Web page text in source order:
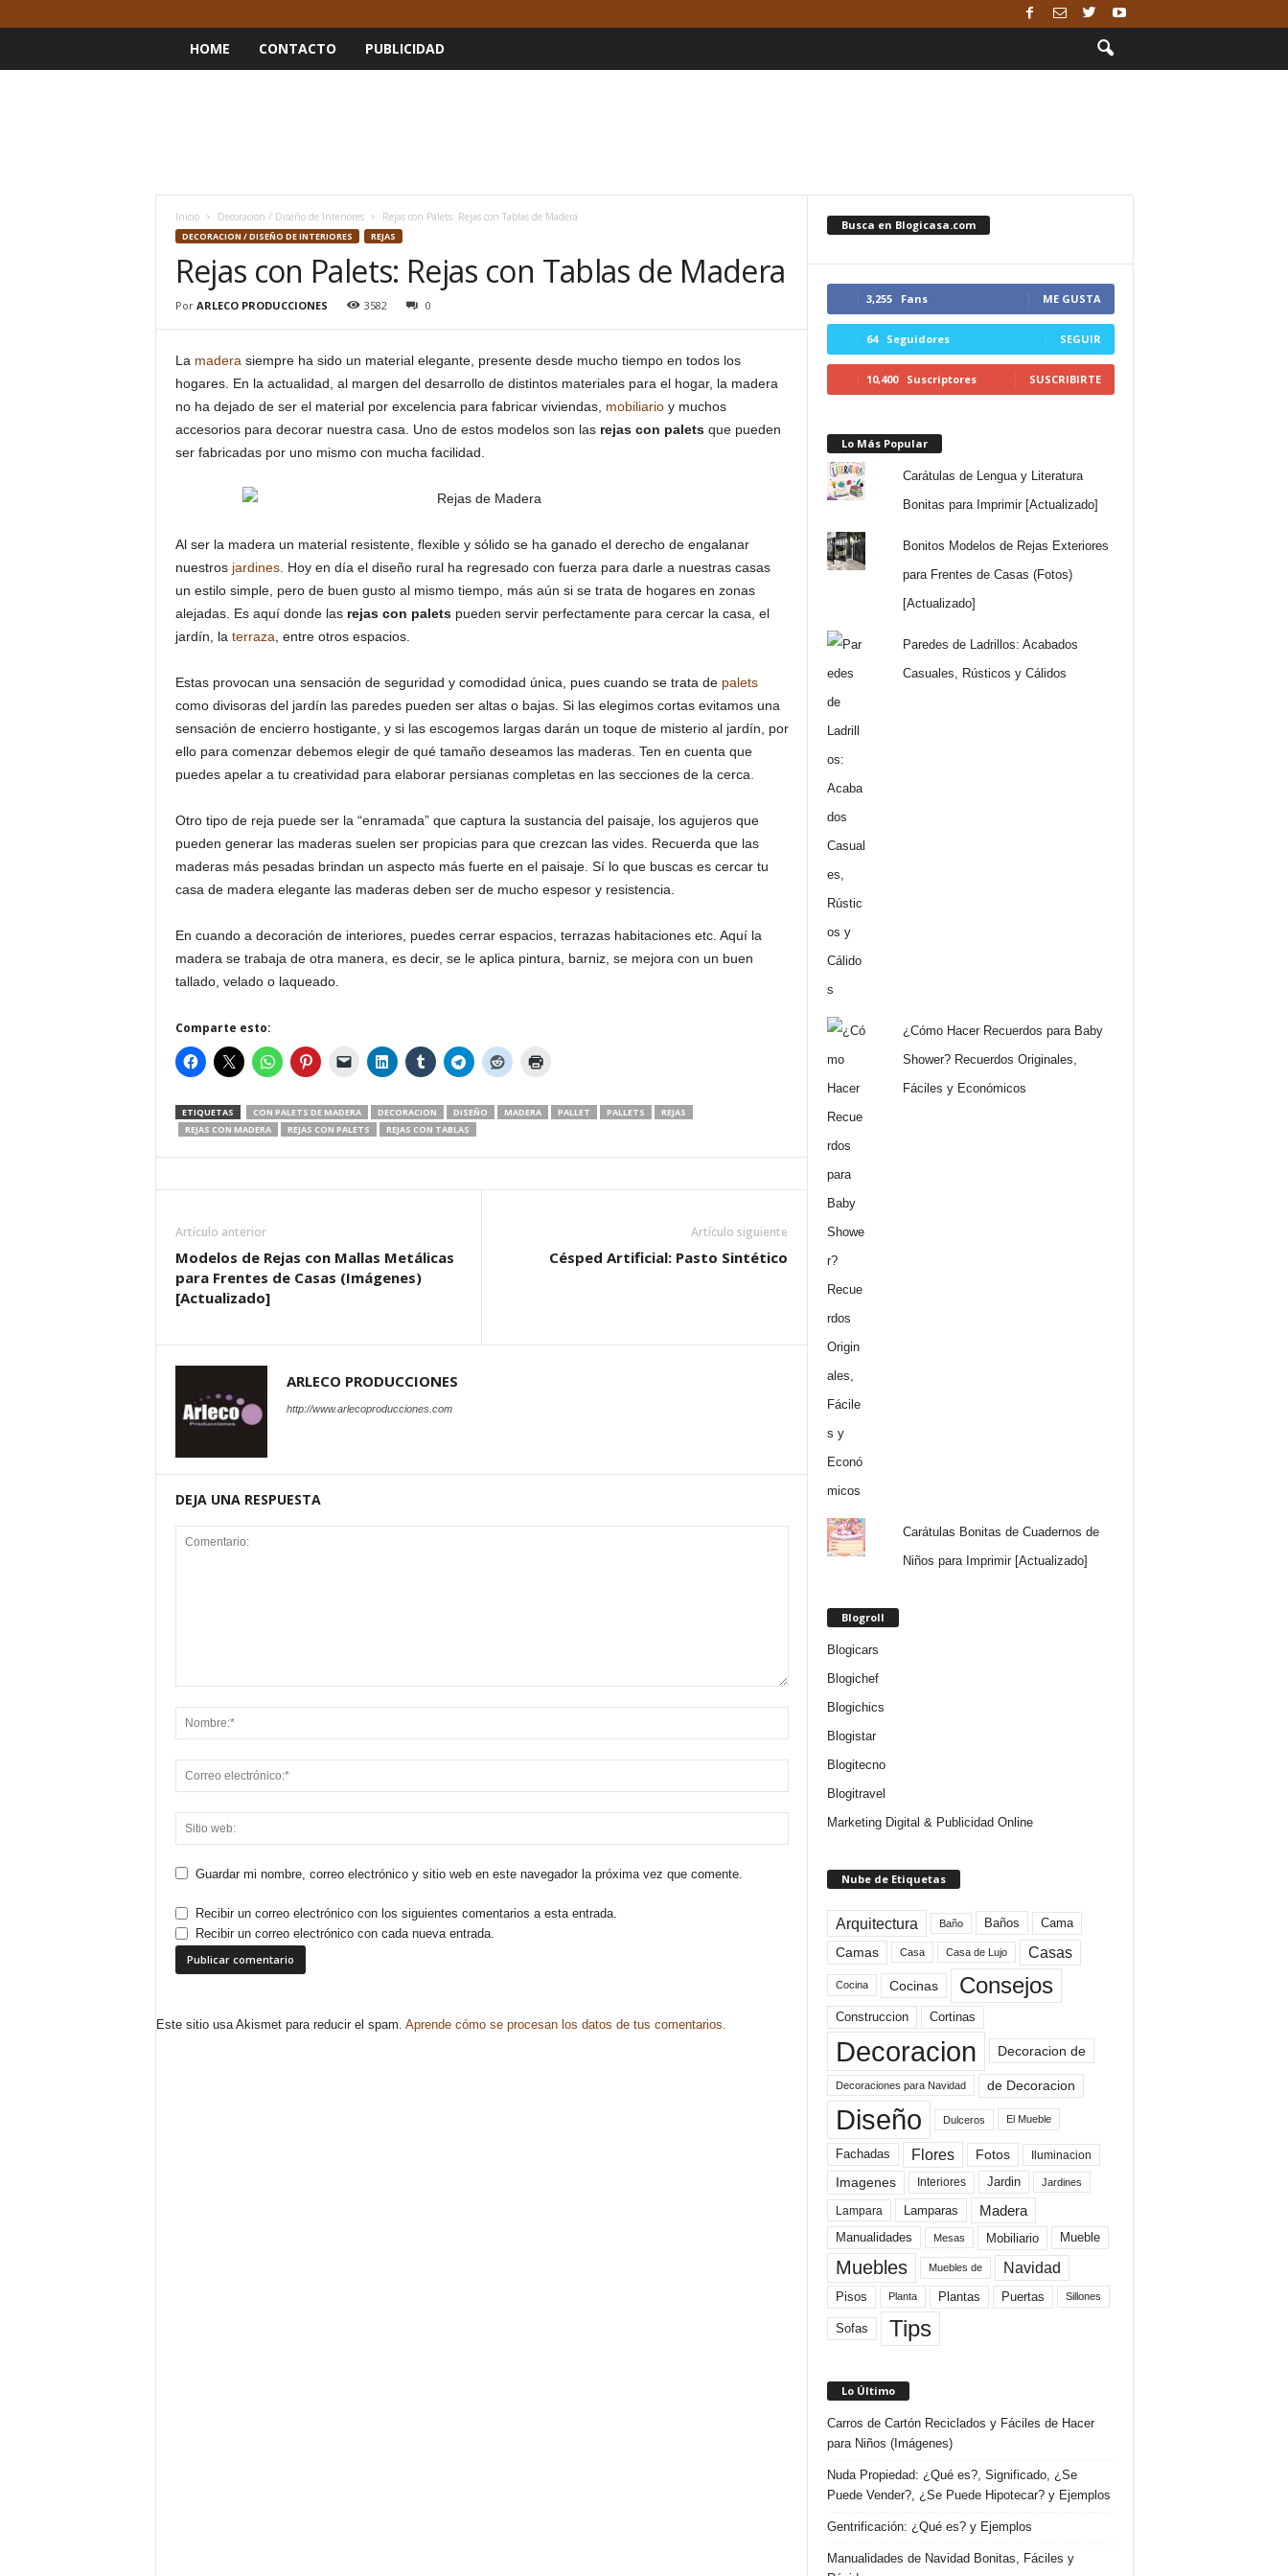
HOME CONTACTO PUBLICIDAD
Inicio Decoracion / Diseño de Interiores Rejas con Palets: Rejas con Tablas de Madera
DECORACION / DISEÑO DE INTERIORES REJAS
Rejas con Palets: Rejas con Tablas de Madera
Por ARLECO PRODUCCIONES 3582 0
La madera siempre ha sido un material elegante, presente desde mucho tiempo en todos los
hogares. En la actualidad, al margen del desarrollo de distintos materiales para el hogar, la madera
no ha dejado de ser el material por excelencia para fabricar viviendas, mobiliarioy muchos
accesorios para decorar nuestra casa. Uno de estos modelos son las rejas con paletsque pueden
ser fabricadas por uno mismo con mucha facilidad.
Al ser la madera un material resistente, flexible y sólido se ha ganado el derecho de engalanar
nuestros jardines. Hoy en día el diseño rural ha regresado con fuerza para darle a nuestras casas
un estilo simple, pero de buen gusto al mismo tiempo, más aún si se trata de hogares en zonas
alejadas. Es aquí donde las rejas con paletspueden servir perfectamente para cercar la casa, el
jardín, la terraza , entre otros espacios.
Estas provocan una sensación de seguridad y comodidad única, pues cuando se trata de palets
como divisoras del jardín las paredes pueden ser altas o bajas. Si las elegimos cortas evitamos una
sensación de encierro hostigante, y si las escogemos largas darán un toque de misterio al jardín, por
ello para comenzar debemos elegir de qué tamaño deseamos las maderas. Ten en cuenta que
puedes apelar a tu creatividad para elaborar persianas completas en las secciones de la cerca.
Otro tipo de reja puede ser la “enramada” que captura la sustancia del paisaje, los agujeros que
pueden generar las maderas suelen ser propicias para que crezcan las vides. Recuerda que las
maderas más pesadas brindan un aspecto más fuerte en el paisaje. Sí lo que buscas es cercar tu
casa de madera elegante las maderas deben ser de mucho espesor y resistencia.
En cuando a decoración de interiores, puedes cerrar espacios, terrazas habitaciones etc. Aquí la
madera se trabaja de otra manera, es decir, se le aplica pintura, barniz, se mejora con un buen
tallado, velado o laqueado.
Comparte esto:
ETIQUETAS CON PALETS DE MADERA DECORACION DISEÑO MADERA PALLET PALLETS
REJAS
REJAS CON MADERA
REJAS CON PALETS REJAS CON TABLAS
Artículo anterior
Modelos de Rejas con Mallas Metálicas
para Frentes de Casas (Imágenes)
[Actualizado]
Artículo siguiente
Césped Artificial: Pasto Sintético
ARLECO PRODUCCIONES
http://www.arlecoproducciones.com
DEJA UNA RESPUESTA
Guardar mi nombre, correo electrónico y sitio web en este navegador la próxima vez que comente.
Recibir un correo electrónico con los siguientes comentarios a esta entrada.
Recibir un correo electrónico con cada nueva entrada.
Este sitio usa Akismet para reducir el spam. Aprende cómo se procesan los datos de tus comentarios.
Busca en Blogicasa.com
3,255 Fans ME GUSTA
64 Seguidores SEGUIR
10,400 Suscriptores SUSCRIBIRTE
Lo Más Popular
Carátulas de Lengua y Literatura
Bonitas para Imprimir [Actualizado]
Bonitos Modelos de Rejas Exteriores
para Frentes de Casas (Fotos)
[Actualizado]
Paredes de Ladrillos: Acabados
Casuales, Rústicos y Cálidos
¿Cómo Hacer Recuerdos para Baby
Shower? Recuerdos Originales,
Fáciles y Económicos
Carátulas Bonitas de Cuadernos de
Niños para Imprimir [Actualizado]
Blogroll
Blogicars
Blogichef
Blogichics
Blogistar
Blogitecno
Blogitravel
Marketing Digital & Publicidad Online
Nube de Etiquetas
Arquitectura Baño Baños Cama
Camas Casa Casa de Lujo Casas
Cocina Cocinas Consejos
Construccion Cortinas
Decoracion Decoracion de
Decoraciones para Navidad de Decoracion
Diseño Dulceros El Mueble
Fachadas Flores Fotos Iluminacion
Imagenes Interiores Jardin Jardines
Lampara Lamparas Madera
Manualidades Mesas Mobiliario Mueble
Muebles Muebles de Navidad
Pisos Planta Plantas Puertas Sillones
Sofas Tips
Lo Último
Carros de Cartón Reciclados y Fáciles de Hacer
para Niños (Imágenes)
Nuda Propiedad: ¿Qué es?, Significado, ¿Se
Puede Vender?, ¿Se Puede Hipotecar? y Ejemplos
Gentrificación: ¿Qué es? y Ejemplos
Manualidades de Navidad Bonitas, Fáciles y